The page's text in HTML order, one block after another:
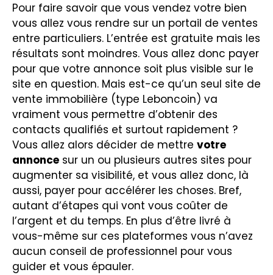
Pour faire savoir que vous vendez votre bien
vous allez vous rendre sur un portail de ventes
entre particuliers. L’entrée est gratuite mais les
résultats sont moindres. Vous allez donc payer
pour que votre annonce soit plus visible sur le
site en question. Mais est-ce qu’un seul site de
vente immobilière (type Leboncoin) va
vraiment vous permettre d’obtenir des
contacts qualifiés et surtout rapidement ?
Vous allez alors décider de mettre votre
annonce sur un ou plusieurs autres sites pour
augmenter sa visibilité, et vous allez donc, là
aussi, payer pour accélérer les choses. Bref,
autant d’étapes qui vont vous coûter de
l’argent et du temps. En plus d’être livré à
vous-même sur ces plateformes vous n’avez
aucun conseil de professionnel pour vous
guider et vous épauler.